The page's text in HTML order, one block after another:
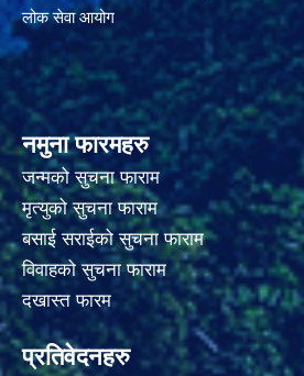
लोक सेवा आयोग
नमुना फारमहरु
जन्मको सुचना फाराम
मृत्युको सुचना फाराम
बसाई सराईको सुचना फाराम
विवाहको सुचना फाराम
दखास्त फारम
प्रतिवेदनहरु